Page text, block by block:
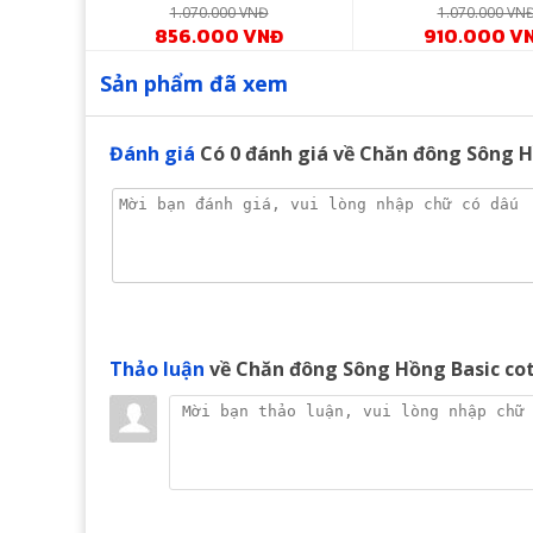
1.070.000 VNĐ
856.000 VNĐ
1.070.000
910.000
Sản phẩm đã xem
Đánh giá Có 0đánh giá về Chăn đông Sông
Thảo luận về Chăn đông Sông Hồng Basic